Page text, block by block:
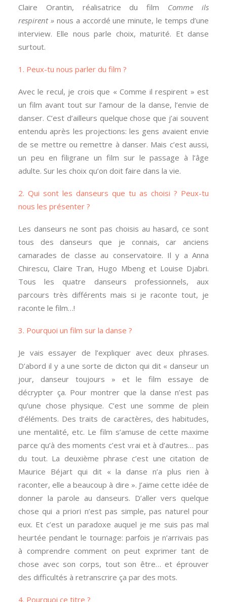
Claire Orantin, réalisatrice du film Comme ils
respirent » nous a accordé une minute, le temps d’une
interview. Elle nous parle choix, maturité. Et danse
surtout.
1. Peux-tu nous parler du film ?
Avec le recul, je crois que « Comme il respirent » est
un film avant tout sur l’amour de la danse, l’envie de
danser. C’est d’ailleurs quelque chose que j’ai souvent
entendu après les projections: les gens avaient envie
de se mettre ou remettre à danser. Mais c’est aussi,
un peu en filigrane un film sur le passage à l’âge
adulte. Sur les choix qu’on doit faire dans la vie.
2. Qui sont les danseurs que tu as choisi ? Peux-tu
nous les présenter ?
Les danseurs ne sont pas choisis au hasard, ce sont
tous des danseurs que je connais, car anciens
camarades de classe au conservatoire. Il y a Anna
Chirescu, Claire Tran, Hugo Mbeng et Louise Djabri.
Tous les quatre danseurs professionnels, aux
parcours très différents mais si je raconte tout, je
raconte le film…!
3. Pourquoi un film sur la danse ?
Je vais essayer de l’expliquer avec deux phrases.
D’abord il y a une sorte de dicton qui dit « danseur un
jour, danseur toujours » et le film essaye de
décrypter ça. Pour montrer que la danse n’est pas
qu’une chose physique. C’est une somme de plein
d’éléments. Des traits de caractères, des habitudes,
une mentalité, etc. Le film s’amuse de cette maxime
parce qu’à des moments c’est vrai et à d’autres… pas
du tout. La deuxième phrase c’est une citation de
Maurice Béjart qui dit « la danse n’a plus rien à
raconter, elle a beaucoup à dire ». J’aime cette idée de
donner la parole au danseurs. D’aller vers quelque
chose qui a priori n’est pas simple, pas naturel pour
eux. Et c’est un paradoxe auquel je me suis pas mal
heurtée pendant le tournage: parfois je n’arrivais pas
à comprendre comment on peut exprimer tant de
chose avec son corps, tout son être… et éprouver
des difficultés à retranscrire ça par des mots.
4. Pourquoi ce titre ?